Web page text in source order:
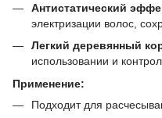
Антистатический
электризации волос,
Легкий деревянный
использовании и
Применение:
Подходит для